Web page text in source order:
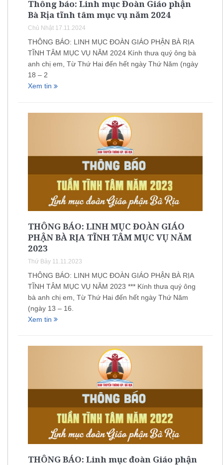
Thông báo: Linh mục Đoàn Giáo phận
Bà Rịa tĩnh tâm mục vụ năm 2024
Chủ Nhật 17.11.2024
THÔNG BÁO: LINH MỤC ĐOÀN GIÁO PHẬN BÀ RỊA
TĨNH TÂM MỤC VỤ NĂM 2024 Kính thưa quý ông bà
anh chị em, Từ Thứ Hai đến hết ngày Thứ Năm (ngày
18 – 2
Xem tin
THÔNG BÁO: LINH MỤC ĐOÀN GIÁO
PHẬN BÀ RỊA TĨNH TÂM MỤC VỤ NĂM
2023
Thứ Bảy 11.11.2023
THÔNG BÁO: LINH MỤC ĐOÀN GIÁO PHẬN BÀ RỊA
TĨNH TÂM MỤC VỤ NĂM 2023 *** Kính thưa quý ông
bà anh chị em, Từ Thứ Hai đến hết ngày Thứ Năm
(ngày 13 – 16.
Xem tin
THÔNG BÁO: Linh mục đoàn Giáo phận